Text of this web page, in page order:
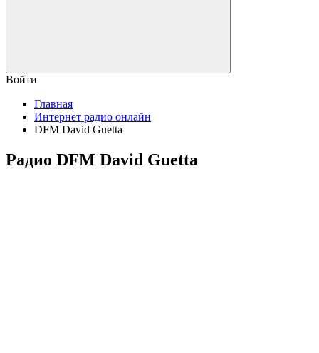
Войти
Главная
Интернет радио онлайн
DFM David Guetta
Радио DFM David Guetta